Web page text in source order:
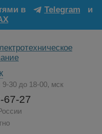
в Telegram
и
30 до 18-00, мск
67-27